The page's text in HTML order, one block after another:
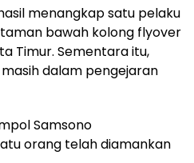
menangkap satu pelaku
bawah kolong flyover
Timur. Sementara itu,
dalam pengejaran
Samsono
orang telah diamankan